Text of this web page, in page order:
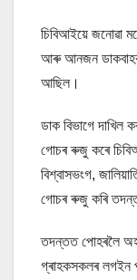
চিবিআইয়ে জনোৱা
আৰু আনজন
আছিল।
ডাক বিভাগে দাখিল
গোচৰ ৰুজু কৰে
বিশ্বাসভংগ,
গোচৰ ৰুজু কৰি তদন্ত
তদন্তত পোহৰলৈ
গ্ৰাহকসকলৰ লগইন